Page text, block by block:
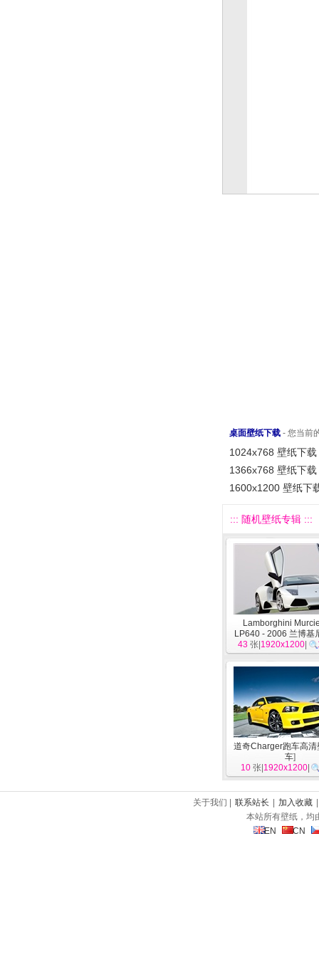
桌面壁纸下载 - 您当前
1024x768 壁纸下载
1366x768 壁纸下载
1600x1200 壁纸下
::: 随机壁纸专辑 :::
Lamborghini
LP640 - 2006 兰博基
43 张| 1920x1200
道奇Charger跑车高清
车]
10 张| 1920x1200
关于我们 | 联系站长 加入收藏
本站所有壁纸，均
EN
CN